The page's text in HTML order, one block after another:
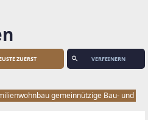
VERFEINERN
gemeinnützige Bau- und